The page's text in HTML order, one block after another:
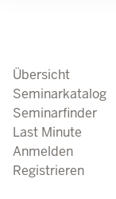
Übersicht
Seminarkatalog
Seminarfinder
Last Minute
Anmelden
Registrieren